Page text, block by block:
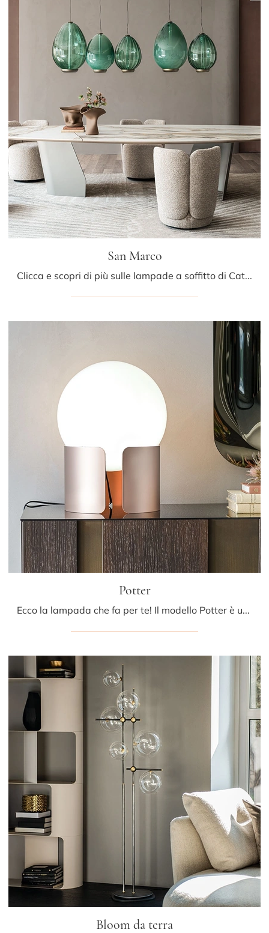
San Marco
Clicca e scopri di più sulle lampade a soffitto di Cattelan Italia: il modello San Marco in vetro ti attende!
Potter
Ecco la lampada che fa per te! Il modello Potter è una delle nostre lampade da tavolo di Cattelan Italia.
Bloom da terra